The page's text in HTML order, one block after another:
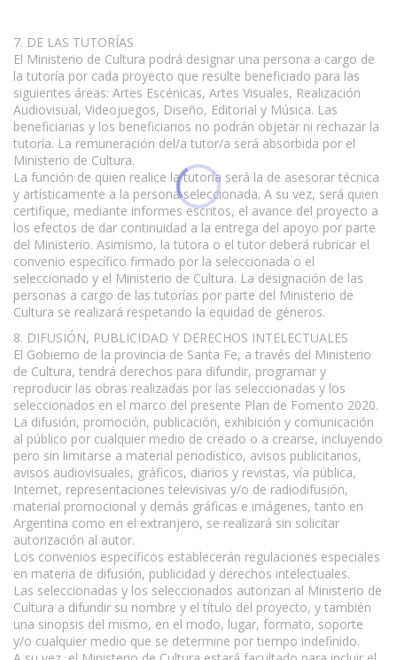
7. DE LAS TUTORÍAS
El Ministerio de Cultura podrá designar una persona a cargo de
la tutoría por cada proyecto que resulte beneficiado para las
siguientes áreas: Artes Escénicas, Artes Visuales, Realización
Audiovisual, Videojuegos, Diseño, Editorial y Música. Las
beneficiarias y los beneficiarios no podrán objetar ni rechazar la
tutoría. La remuneración del/a tutor/a será absorbida por el
Ministerio de Cultura.
La función de quien realice la tutoría será la de asesorar técnica
y artísticamente a la persona seleccionada. A su vez, será quien
certifique, mediante informes escritos, el avance del proyecto a
los efectos de dar continuidad a la entrega del apoyo por parte
del Ministerio. Asimismo, la tutora o el tutor deberá rubricar el
convenio específico firmado por la seleccionada o el
seleccionado y el Ministerio de Cultura. La designación de las
personas a cargo de las tutorías por parte del Ministerio de
Cultura se realizará respetando la equidad de géneros.
8. DIFUSIÓN, PUBLICIDAD Y DERECHOS INTELECTUALES
El Gobierno de la provincia de Santa Fe, a través del Ministerio
de Cultura, tendrá derechos para difundir, programar y
reproducir las obras realizadas por las seleccionadas y los
seleccionados en el marco del presente Plan de Fomento 2020.
La difusión, promoción, publicación, exhibición y comunicación
al público por cualquier medio de creado o a crearse, incluyendo
pero sin limitarse a material periodístico, avisos publicitarios,
avisos audiovisuales, gráficos, diarios y revistas, vía pública,
Internet, representaciones televisivas y/o de radiodifusión,
material promocional y demás gráficas e imágenes, tanto en
Argentina como en el extranjero, se realizará sin solicitar
autorización al autor.
Los convenios específicos establecerán regulaciones especiales
en materia de difusión, publicidad y derechos intelectuales.
Las seleccionadas y los seleccionados autorizan al Ministerio de
Cultura a difundir su nombre y el título del proyecto, y también
una sinopsis del mismo, en el modo, lugar, formato, soporte
y/o cualquier medio que se determine por tiempo indefinido.